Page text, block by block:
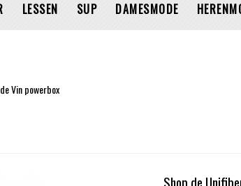
LESSEN SUP DAMESMODE
Vin powerbox
Shop de